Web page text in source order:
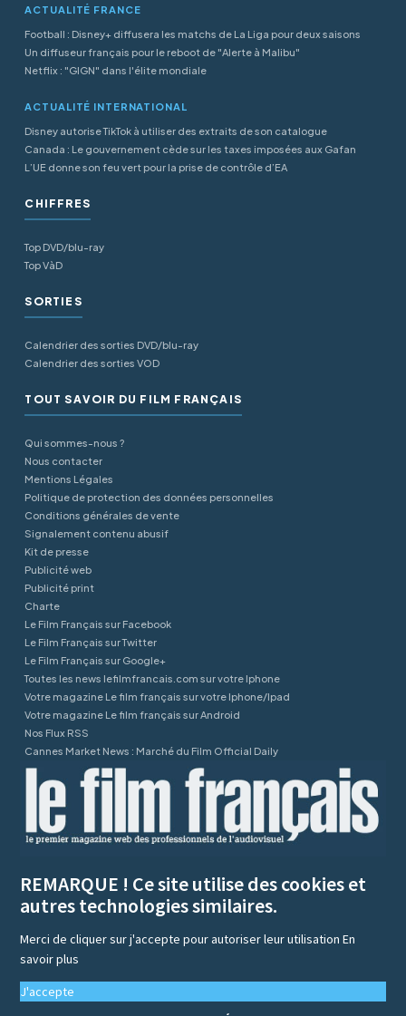
ACTUALITÉ FRANCE
Football : Disney+ diffusera les matchs de La Liga pour deux saisons
Un diffuseur français pour le reboot de "Alerte à Malibu"
Netflix : "GIGN" dans l'élite mondiale
ACTUALITÉ INTERNATIONAL
Disney autorise TikTok à utiliser des extraits de son catalogue
Canada : Le gouvernement cède sur les taxes imposées aux Gafan
L’UE donne son feu vert pour la prise de contrôle d’EA
CHIFFRES
Top DVD/blu-ray
Top VàD
SORTIES
Calendrier des sorties DVD/blu-ray
Calendrier des sorties VOD
TOUT SAVOIR DU FILM FRANÇAIS
Qui sommes-nous ?
Nous contacter
Mentions Légales
Politique de protection des données personnelles
Conditions générales de vente
Signalement contenu abusif
Kit de presse
Publicité web
Publicité print
Charte
Le Film Français sur Facebook
Le Film Français sur Twitter
Le Film Français sur Google+
Toutes les news lefilmfrancais.com sur votre Iphone
Votre magazine Le film français sur votre Iphone/Ipad
Votre magazine Le film français sur Android
Nos Flux RSS
Cannes Market News : Marché du Film Official Daily
REMARQUE ! Ce site utilise des cookies et
autres technologies similaires.
Merci de cliquer sur j'accepte pour autoriser leur utilisationEn
savoir plus
J'accepte